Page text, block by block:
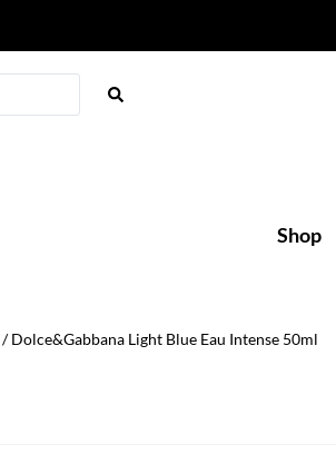
Shop
/ Dolce&Gabbana Light Blue Eau Intense 50ml